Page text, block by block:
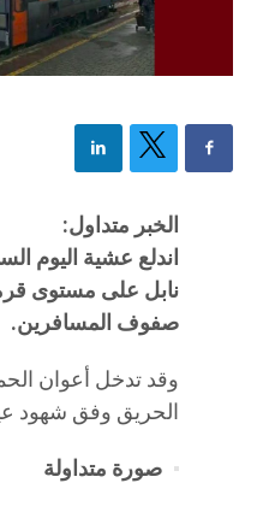
الخبر متداول:
اندلع عشية اليوم
نابل على مستوى
صفوف المسافرين.
وقد تدخل أعوان
الحريق وفق شهود
صورة متداولة